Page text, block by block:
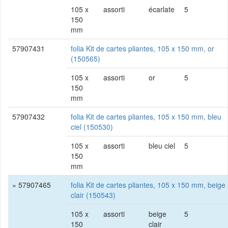
105 x
150
mm
assorti écarlate 5
57907431
folia Kit de cartes pliantes, 105 x 150 mm, or
(150565)
105 x
150
mm
assorti or 5
57907432
folia Kit de cartes pliantes, 105 x 150 mm, bleu
ciel (150530)
105 x
150
mm
assorti bleu ciel 5
» 57907465
folia Kit de cartes pliantes, 105 x 150 mm, beige
clair (150543)
105 x
150
assorti
beige
clair
5